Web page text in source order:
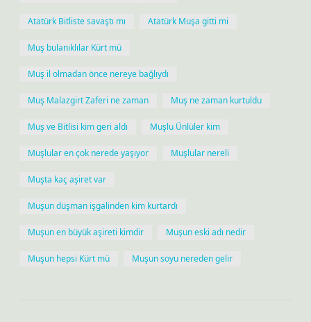
Atatürk Bitliste savaştı mı Atatürk Muşa gitti mi
Muş bulanıklılar Kürt mü
Muş il olmadan önce nereye bağlıydı
Muş Malazgirt Zaferi ne zaman Muş ne zaman kurtuldu
Muş ve Bitlisi kim geri aldı Muşlu Ünlüler kim
Muşlular en çok nerede yaşıyor Muşlular nereli
Muşta kaç aşiret var
Muşun düşman işgalinden kim kurtardı
Muşun en büyük aşireti kimdir Muşun eski adı nedir
Muşun hepsi Kürt mü Muşun soyu nereden gelir